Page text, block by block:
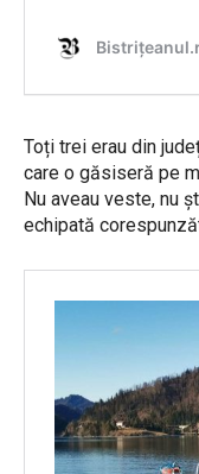
Toți trei erau din
care o găsiseră pe
Nu aveau veste, nu
echipată